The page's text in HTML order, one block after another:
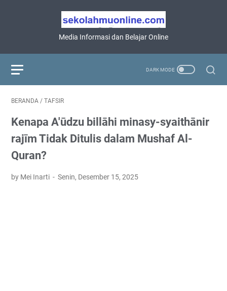
Media Informasi dan Belajar Online
BERANDA / TAFSIR
Kenapa A'ūdzu billāhi minasy-syaithānir
rajīm Tidak Ditulis dalam Mushaf Al-
Quran?
by Mei Inarti Senin, Desember 15, 2025